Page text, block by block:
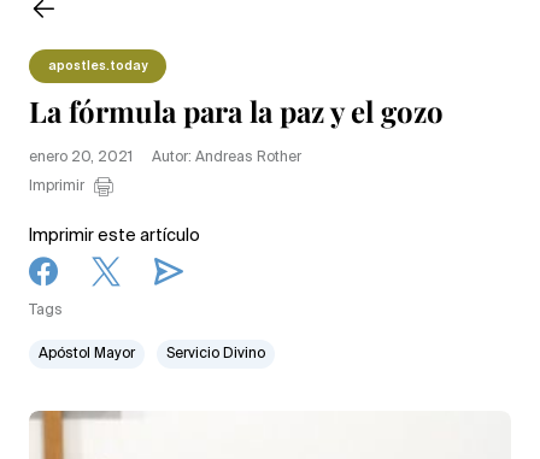
apostles.today
La fórmula para la paz y el gozo
enero 20, 2021
Autor: Andreas Rother
Imprimir
Imprimir este artículo
Tags
Apóstol Mayor Servicio Divino